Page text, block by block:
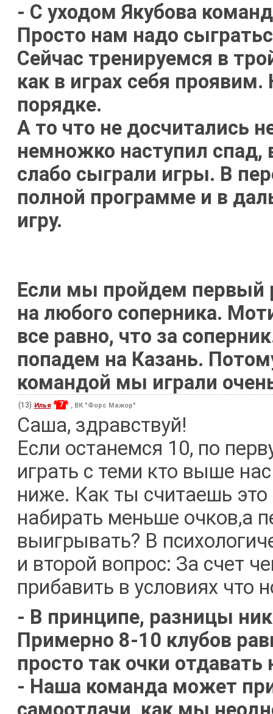
- С уходом Якубова
Просто нам надо
Сейчас тренируемся в
как в играх себя
порядке.
А то что не досчитались
немножко наступил спад,
слабо сыграли игры. В
полной программе и в
игру.
Если мы пройдем первый
на любого соперника.
все равно, что за
попадем на Казань.
командой мы играли
(13) Илья 7 , ВК "Форс Мажор"
Саша, здравствуй!
Если останемся 10, по
играть с теми кто выше
ниже. Как ты считаешь
набирать меньше очков,а
выигрывать? В
и второй вопрос: За счет
прибавить в условиях что
- В принципе, разницы
Примерно 8-10 клубов
просто так очки отдавать
- Наша команда может